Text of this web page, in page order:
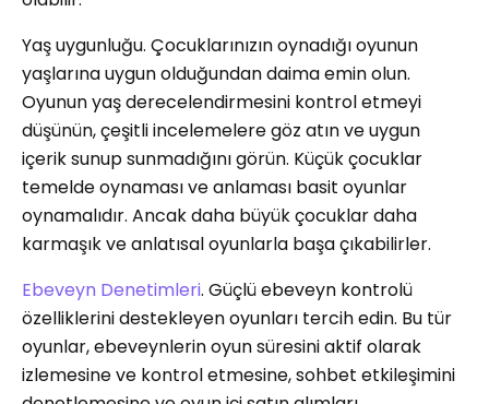
Yaş uygunluğu. Çocuklarınızın oynadığı oyunun
yaşlarına uygun olduğundan daima emin olun.
Oyunun yaş derecelendirmesini kontrol etmeyi
düşünün, çeşitli incelemelere göz atın ve uygun
içerik sunup sunmadığını görün. Küçük çocuklar
temelde oynaması ve anlaması basit oyunlar
oynamalıdır. Ancak daha büyük çocuklar daha
karmaşık ve anlatısal oyunlarla başa çıkabilirler.
Ebeveyn Denetimleri. Güçlü ebeveyn kontrolü
özelliklerini destekleyen oyunları tercih edin. Bu tür
oyunlar, ebeveynlerin oyun süresini aktif olarak
izlemesine ve kontrol etmesine, sohbet etkileşimini